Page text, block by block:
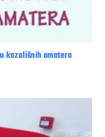
kazališnih amatera